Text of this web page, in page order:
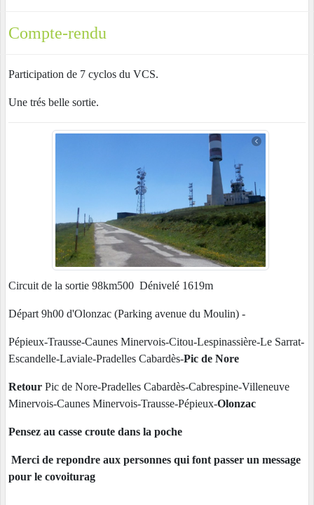
Compte-rendu
Participation de 7 cyclos du VCS.
Une trés belle sortie.
Circuit de la sortie 98km500 Dénivelé 1619m
Départ 9h00 d'Olonzac (Parking avenue du Moulin) -
Pépieux-Trausse-Caunes Minervois-Citou-Lespinassière-Le Sarrat-
Escandelle-Laviale-Pradelles Cabardès-Pic de Nore
Retour Pic de Nore-Pradelles Cabardès-Cabrespine-Villeneuve
Minervois-Caunes Minervois-Trausse-Pépieux-Olonzac
Pensez au casse croute dans la poche
Merci de repondre aux personnes qui font passer un message
pour le covoiturag